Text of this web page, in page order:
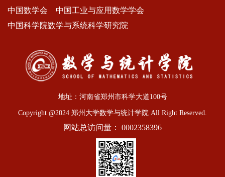
中国数学会
中国工业与应用数学学会
中国科学院数学与系统科学研究院
地址：河南省郑州市科学大道100号
Copyright @2024 郑州大学数学与统计学院 All Right Reserved.
网站总访问量： 0002358396